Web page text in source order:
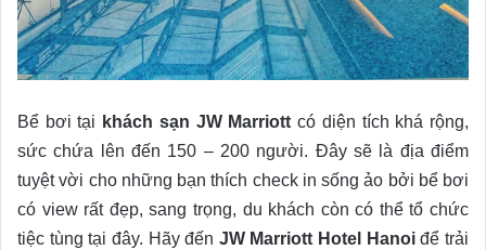
Bể bơi tại khách sạn JW Marriott có diện tích khá rộng,
sức chứa lên đến 150 – 200 người. Đây sẽ là địa điểm
tuyệt vời cho những bạn thích check in sống ảo bởi bể bơi
có view rất đẹp, sang trọng, du khách còn có thể tổ chức
tiệc tùng tại đây. Hãy đến JW Marriott Hotel Hanoiđể trải